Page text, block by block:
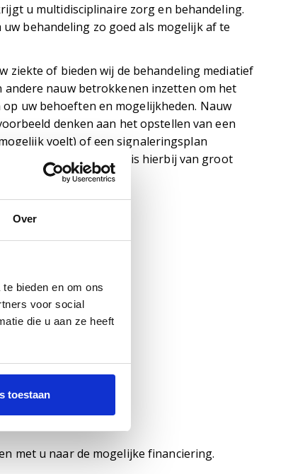
Over
bieden en om ons
voor social
die u aan ze heeft
toestaan
u multidisciplinaire zorg en behandeling.
behandeling zo goed als mogelijk af te
ziekte of bieden wij de behandeling mediatief
andere nauw betrokkenen inzetten om het
uw behoeften en mogelijkheden. Nauw
denken aan het opstellen van een
voelt) of een signaleringsplan
van het zorgteam is hierbij van groot
zijn onder andere:
met u naar de mogelijke financiering.